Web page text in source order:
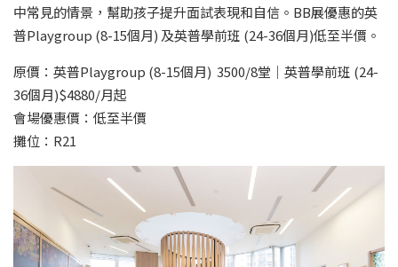
中常見的情景，幫助孩子提升面試表現和自信。BB展優惠的英
普Playgroup (8-15個月) 及英普學前班 (24-36個月)低至半價。
原價：英普Playgroup (8-15個月) 3500/8堂｜英普學前班 (24-
36個月)$4880/月起
會場優惠價：低至半價
攤位：R21